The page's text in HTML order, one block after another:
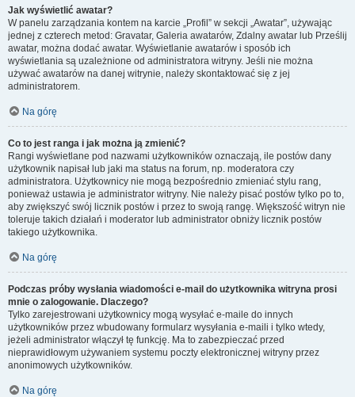
Jak wyświetlić awatar?
W panelu zarządzania kontem na karcie „Profil” w sekcji „Awatar”, używając
jednej z czterech metod: Gravatar, Galeria awatarów, Zdalny awatar lub Prześlij
awatar, można dodać awatar. Wyświetlanie awatarów i sposób ich
wyświetlania są uzależnione od administratora witryny. Jeśli nie można
używać awatarów na danej witrynie, należy skontaktować się z jej
administratorem.
Na górę
Co to jest ranga i jak można ją zmienić?
Rangi wyświetlane pod nazwami użytkowników oznaczają, ile postów dany
użytkownik napisał lub jaki ma status na forum, np. moderatora czy
administratora. Użytkownicy nie mogą bezpośrednio zmieniać stylu rang,
ponieważ ustawia je administrator witryny. Nie należy pisać postów tylko po to,
aby zwiększyć swój licznik postów i przez to swoją rangę. Większość witryn nie
toleruje takich działań i moderator lub administrator obniży licznik postów
takiego użytkownika.
Na górę
Podczas próby wysłania wiadomości e-mail do użytkownika witryna prosi
mnie o zalogowanie. Dlaczego?
Tylko zarejestrowani użytkownicy mogą wysyłać e-maile do innych
użytkowników przez wbudowany formularz wysyłania e-maili i tylko wtedy,
jeżeli administrator włączył tę funkcję. Ma to zabezpieczać przed
nieprawidłowym używaniem systemu poczty elektronicznej witryny przez
anonimowych użytkowników.
Na górę